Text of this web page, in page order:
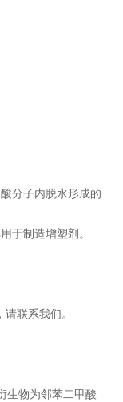
分子内脱水形成的
于制造增塑剂。
联系我们。
生物为邻苯二甲酸